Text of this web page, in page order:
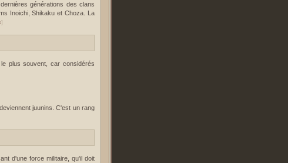
générations des clans
Inoichi, Shikaku et Choza. La
]
plus souvent, car considérés
juunins. C'est un rang
d'une force militaire, qu'il doit